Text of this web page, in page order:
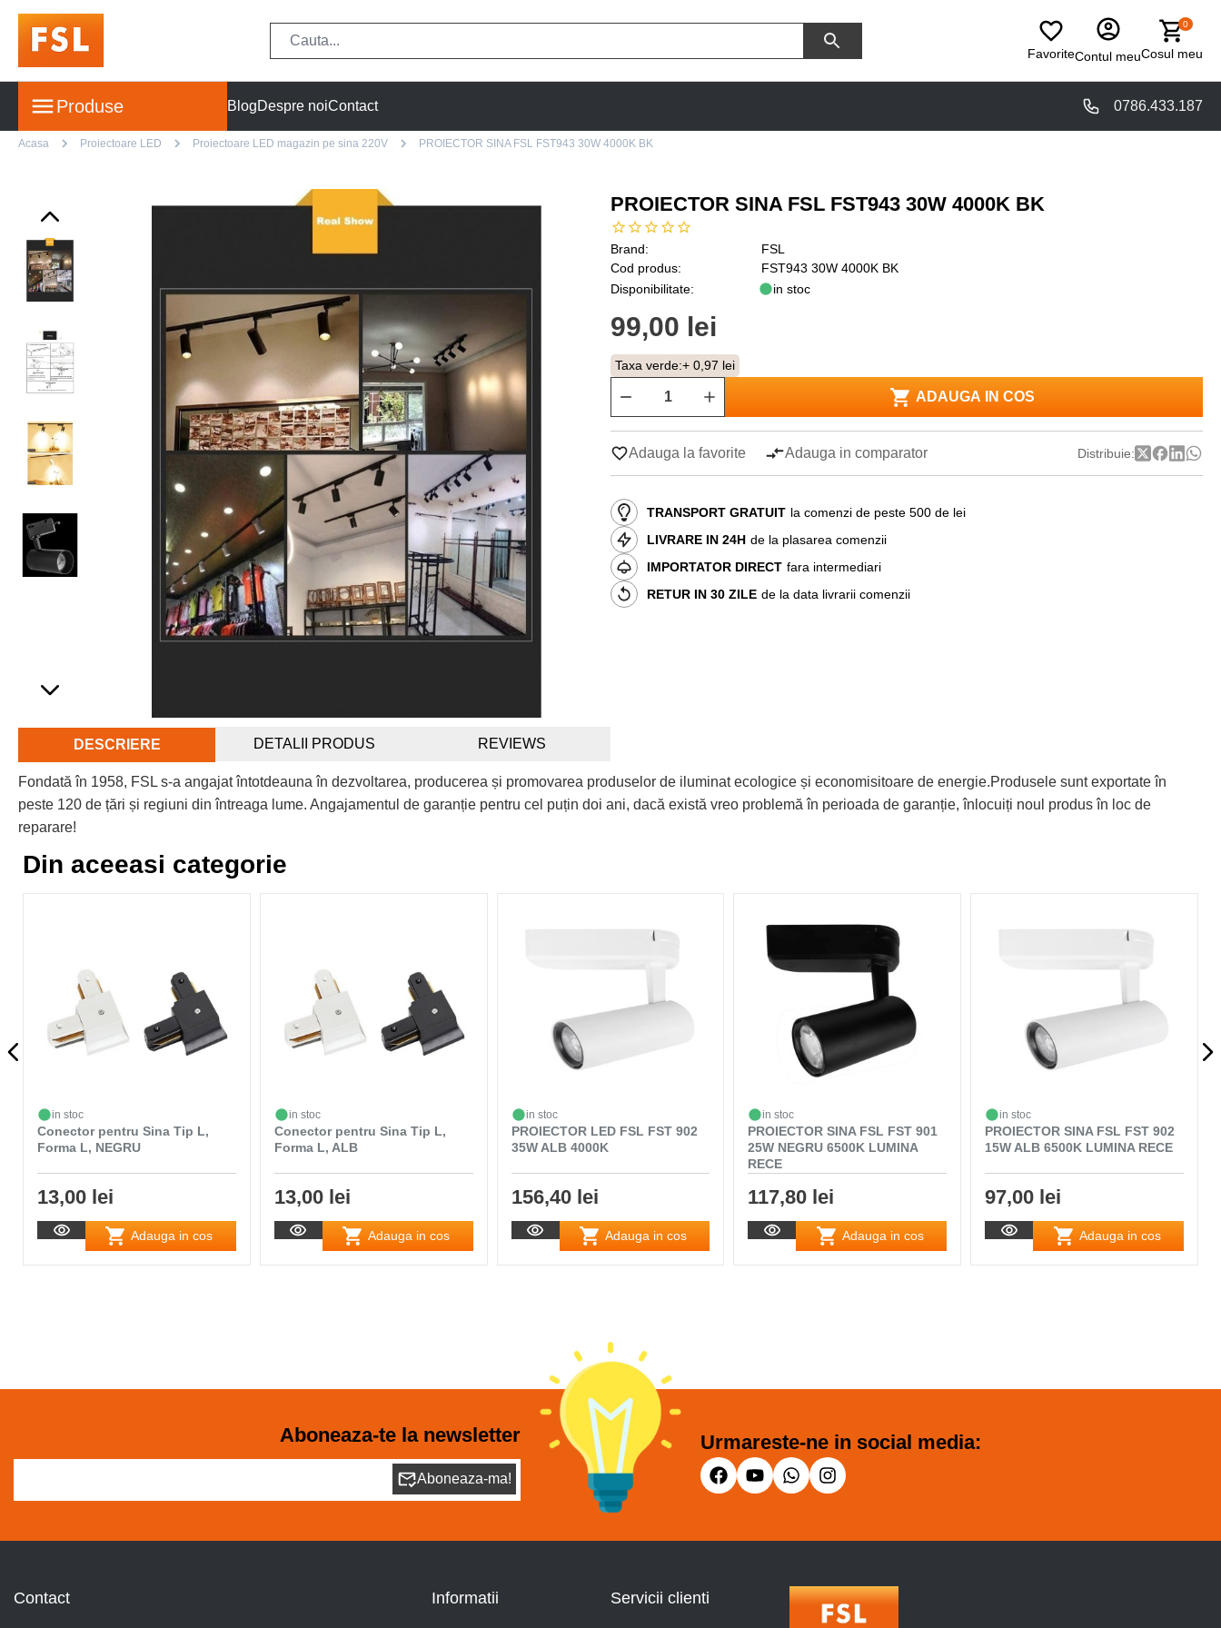
FavoriteContul meu
0
Cosul meu
Produse BlogDespre noiContact 0786.433.187
Acasa Proiectoare LED Proiectoare LED magazin pe sina 220V PROIECTOR SINA FSL FST943 30W 4000K BK
PROIECTOR SINA FSL FST943 30W 4000K BK
Brand:
FSL
Cod produs:
FST943 30W 4000K BK
Disponibilitate:
in stoc
99,00 lei
Taxa verde:+ 0,97 lei
ADAUGA IN COS
Adauga la favorite Adauga in comparator Distribuie:
TRANSPORT GRATUIT la comenzi de peste 500 de lei
LIVRARE IN 24H de la plasarea comenzii
IMPORTATOR DIRECT fara intermediari
RETUR IN 30 ZILE de la data livrarii comenzii
DESCRIERE DETALII PRODUS REVIEWS
Fondată în 1958, FSL s-a angajat întotdeauna în dezvoltarea, producerea și promovarea produselor de iluminat ecologice și economisitoare de energie.Produsele sunt exportate în
peste 120 de țări și regiuni din întreaga lume. Angajamentul de garanție pentru cel puțin doi ani, dacă există vreo problemă în perioada de garanție, înlocuiți noul produs în loc de
reparare!
Din aceeasi categorie
in stoc
Conector pentru Sina Tip L,
Forma L, NEGRU
13,00 lei
Adauga in cos
in stoc
Conector pentru Sina Tip L,
Forma L, ALB
13,00 lei
Adauga in cos
in stoc
PROIECTOR LED FSL FST 902
35W ALB 4000K
156,40 lei
Adauga in cos
in stoc
PROIECTOR SINA FSL FST 901
25W NEGRU 6500K LUMINA
RECE
117,80 lei
Adauga in cos
in stoc
PROIECTOR SINA FSL FST 902
15W ALB 6500K LUMINA RECE
97,00 lei
Adauga in cos
Aboneaza-te la newsletter
Aboneaza-ma!
Urmareste-ne in social media:
Contact Informatii Servicii clienti